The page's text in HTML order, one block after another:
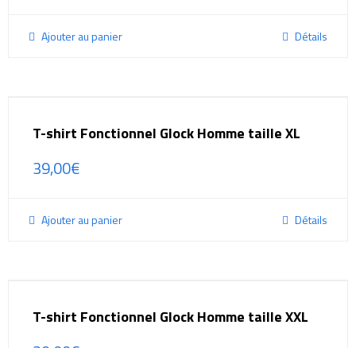
Ajouter au panier Détails
T-shirt Fonctionnel Glock Homme taille XL
39,00€
Ajouter au panier Détails
T-shirt Fonctionnel Glock Homme taille XXL